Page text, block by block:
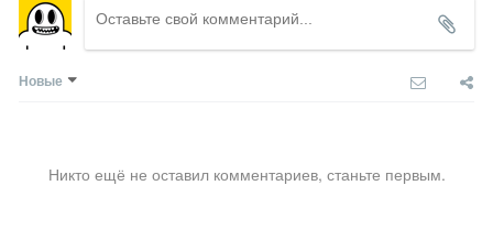
Новые
Никто ещё не оставил комментариев, станьте первым.